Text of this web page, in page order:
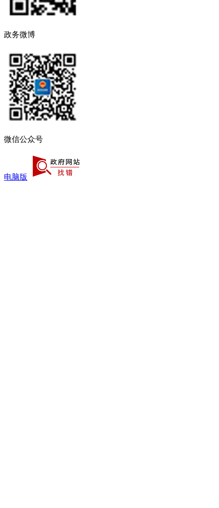
政务微博
微信公众号
电脑版